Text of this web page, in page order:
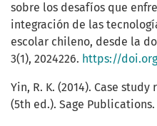
sobre los desafíos que
integración de las
escolar chileno, desde la
3(1), 2024226. https://
Yin, R. K. (2014). Case
(5th ed.). Sage Publications.